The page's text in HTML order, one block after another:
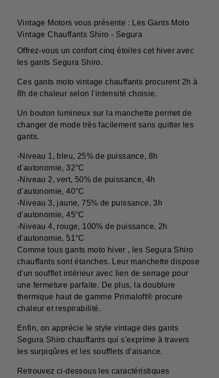
Vintage Motors vous présente : Les Gants Moto
Vintage Chauffants Shiro - Segura
Offrez-vous un confort cinq étoiles cet hiver avec
les gants Segura Shiro.
Ces gants moto vintage chauffants procurent 2h à
8h de chaleur selon l'intensité choisie.
Un bouton lumineux sur la manchette permet de
changer de mode très facilement sans quitter les
gants.
-Niveau 1, bleu, 25% de puissance, 8h
d'autonomie, 32°C
-Niveau 2, vert, 50% de puissance, 4h
d'autonomie, 40°C
-Niveau 3, jaune, 75% de puissance, 3h
d'autonomie, 45°C
-Niveau 4, rouge, 100% de puissance, 2h
d'autonomie, 51°C
Comme tous gants moto hiver , les Segura Shiro
chauffants sont étanches. Leur manchette dispose
d'un soufflet intérieur avec lien de serrage pour
une fermeture parfaite. De plus, la doublure
thermique haut de gamme Primaloft® procure
chaleur et respirabilité.
Enfin, on apprécie le style vintage des gants
Segura Shiro chauffants qui s'exprime à travers
les surpiqûres et les soufflets d'aisance.
Retrouvez ci-dessous les caractéristiques